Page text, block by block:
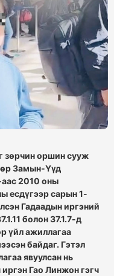
зөрчин оршин сууж
Замын-Үүд
2010 оны
есдүгээр сарын 1-
Гадаадын иргэний
болон 37.1.7-д
үйл ажиллагаа
байдаг. Гэтэл
явуулсан нь
Гао Линжон гэгч